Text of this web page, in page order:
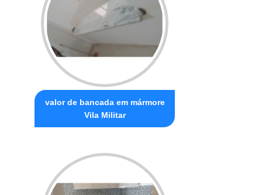
valor de bancada em mármore
Vila Militar